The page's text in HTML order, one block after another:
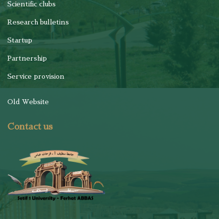
Scientific clubs
Research bulletins
Startup
Partnership
Service provision
Old Website
Contact us